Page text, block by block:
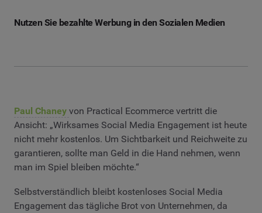
Nutzen Sie bezahlte Werbung in den Sozialen Medien
Paul Chaney von Practical Ecommerce vertritt die
Ansicht: „Wirksames Social Media Engagement ist heute
nicht mehr kostenlos. Um Sichtbarkeit und Reichweite zu
garantieren, sollte man Geld in die Hand nehmen, wenn
man im Spiel bleiben möchte.“
Selbstverständlich bleibt kostenloses Social Media
Engagement das tägliche Brot von Unternehmen, da